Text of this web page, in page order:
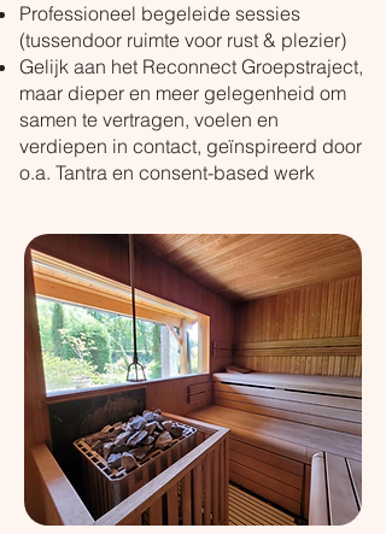
Professioneel begeleide sessies
(tussendoor ruimte voor rust & plezier)
Gelijk aan het Reconnect Groepstraject,
maar dieper en meer gelegenheid om
samen te vertragen, voelen en
verdiepen in contact, geïnspireerd door
o.a. Tantra en consent-based werk